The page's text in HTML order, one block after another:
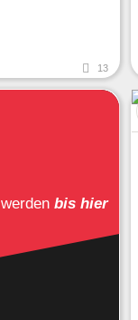
13
werden bis hier